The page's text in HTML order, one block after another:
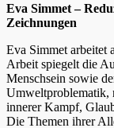
Eva Simmet –
Zeichnungen
Eva Simmet arbeitet
Arbeit spiegelt die
Menschsein sowie
Umweltproblematik,
innerer Kampf,
Die Themen ihrer